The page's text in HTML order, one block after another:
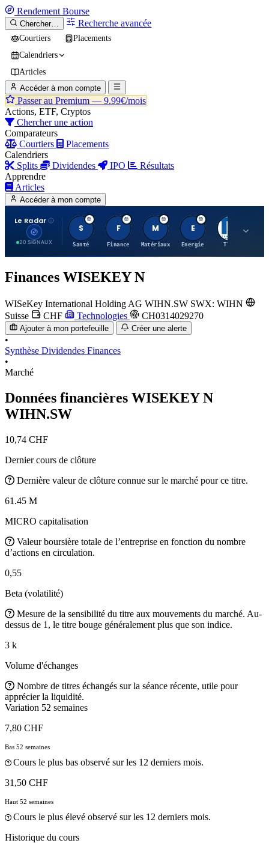
Rendement Bourse
Chercher… Recherche avancée
Courtiers
Placements
Calendriers
Articles
Accéder à mon compte
Passer au Premium — 9.99€/mois
Actions, ETF, Cryptos
Chercher une action
Comparateurs
Courtiers
Placements
Calendriers
Splits
Dividendes IPO
Résultats
Apprendre
Articles
Accéder à mon compte
Le Radar
20 SIGNAUX
S
Santé
F
Finance
M
Matériaux
E
Energie TTWO
Finances WISEKEY N
WISeKey International Holding AG WIHN.SW SWX: WIHN
Suisse
CHF Technologies CH0314029270
Ajouter à mon portefeuille Créer une alerte
•
Synthèse Dividendes Finances
•
Marché
Données financières WISEKEY N
WIHN.SW
10,74 CHF
Dernier cours de clôture
Dernière valeur de clôture connue sur le marché pour ce titre.
61.45 M
MICRO capitalisation
Valeur boursière totale de l’entreprise en fonction du nombre
d’actions en circulation.
0,55
Beta (volatilité)
Mesure de la sensibilité du titre aux mouvements du marché. Au-
dessus de 1, le titre bouge généralement plus que son indice.
3 k
Volume d'échanges
Nombre de titres échangés sur la séance récente, utile pour
apprécier la liquidité.
Variation 52 semaines
7,80 CHF
Bas 52 semaines
Cours le plus bas observé sur les 12 derniers mois.
31,50 CHF
Haut 52 semaines
Cours le plus élevé observé sur les 12 derniers mois.
Historique du cours